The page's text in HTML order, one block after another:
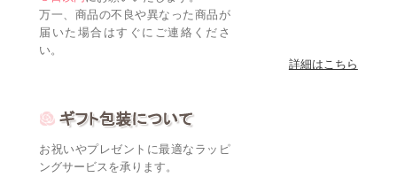
万一、商品の不良や異なった商品が
届いた場合はすぐにご連絡くださ
い。
詳細はこちら
お祝いやプレゼントに最適なラッピ
ングサービスを承ります。